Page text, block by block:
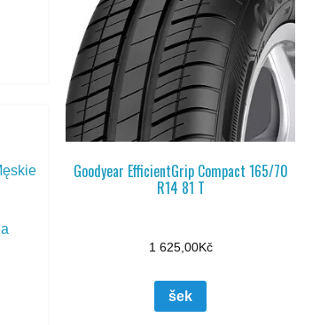
Goodyear EfficientGrip Compact 165/70
R14 81 T
1 625,00Kč
šek